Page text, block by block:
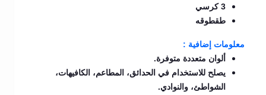
3 كرسي
طقطوقه
معلومات إضافية :
ألوان متعددة متوفرة.
يصلح للاستخدام في الحدائق، المطاعم، الكافيهات،
الشواطئ، والنوادي.